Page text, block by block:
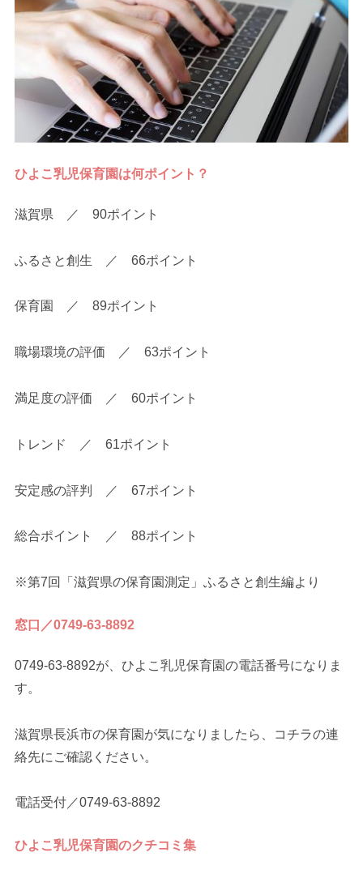
ひよこ乳児保育園は何ポイント？
滋賀県 ／ 90ポイント
ふるさと創生 ／ 66ポイント
保育園 ／ 89ポイント
職場環境の評価 ／ 63ポイント
満足度の評価 ／ 60ポイント
トレンド ／ 61ポイント
安定感の評判 ／ 67ポイント
総合ポイント ／ 88ポイント
※第7回「滋賀県の保育園測定」ふるさと創生編より
窓口／0749-63-8892
0749-63-8892が、ひよこ乳児保育園の電話番号になりま
す。
滋賀県長浜市の保育園が気になりましたら、コチラの連
絡先にご確認ください。
電話受付／0749-63-8892
ひよこ乳児保育園のクチコミ集